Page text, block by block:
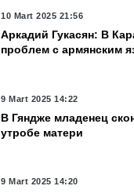
10 Mart 2025 21:56
Аркадий Гукасян: В
проблем с армянским
9 Mart 2025 14:22
В Гяндже младенец
утробе матери
9 Mart 2025 14:20